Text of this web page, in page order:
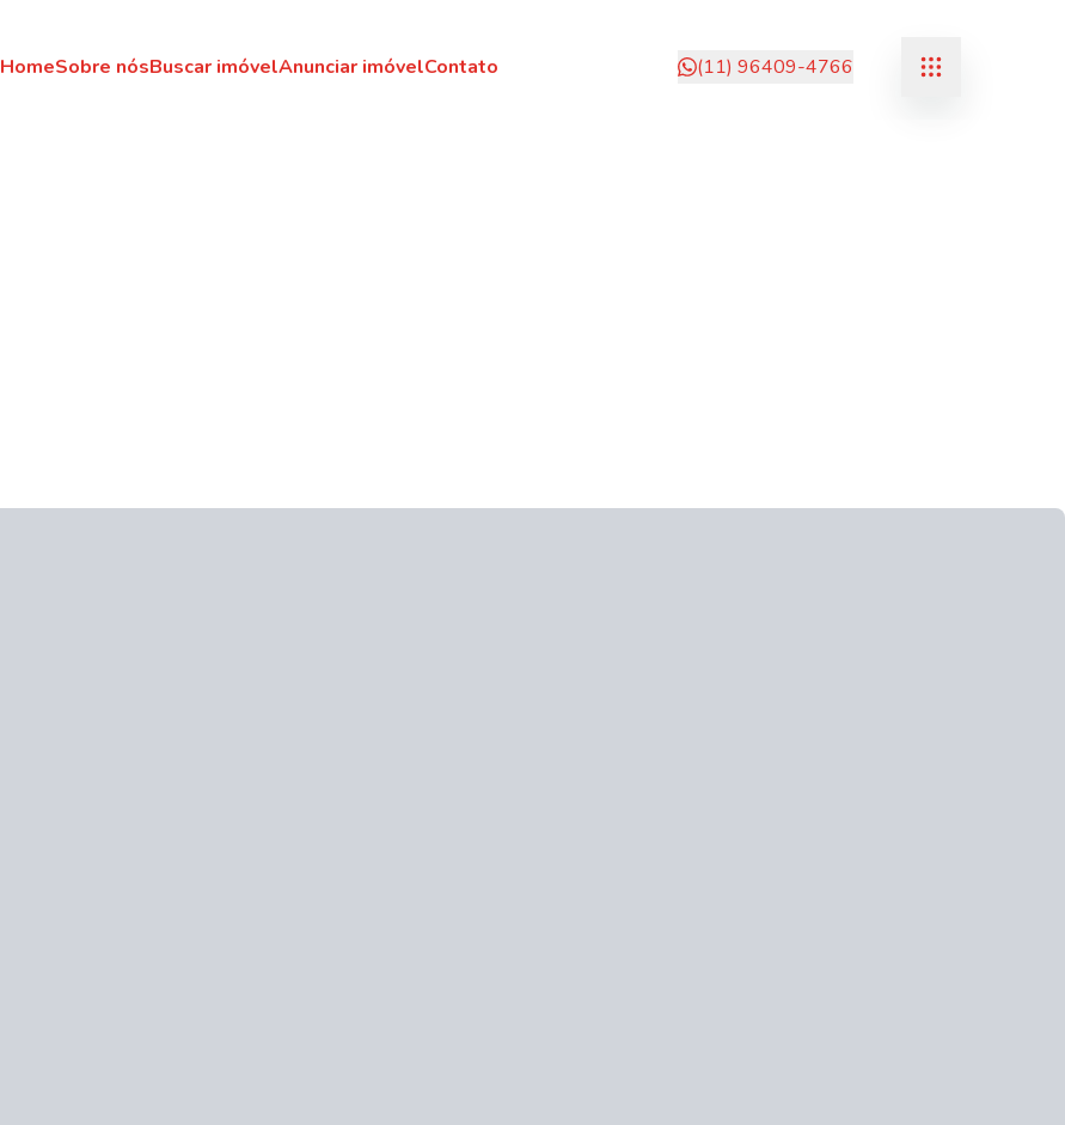
HomeSobre nósBuscar imóvelAnunciar imóvelContato (11) 96409-4766